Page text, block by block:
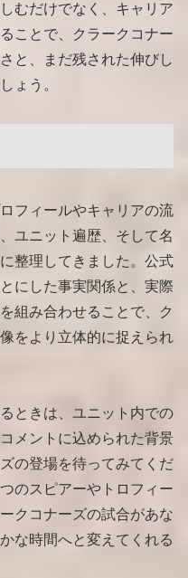
むだけでなく、キャリア
ことで、クラークコナー
と、まだ残された伸びし
ょう。
フィールやキャリアの流
ユニット遍歴、そして名
整理してきました。公式
にした事実関係と、実際
組み合わせることで、ク
をより立体的に捉えられ
ときは、ユニット内での
メントに込められた背景
の登場を待ってみてくだ
のスピアーやトロフィー
クコナーズの試合があな
な時間へと変えてくれる